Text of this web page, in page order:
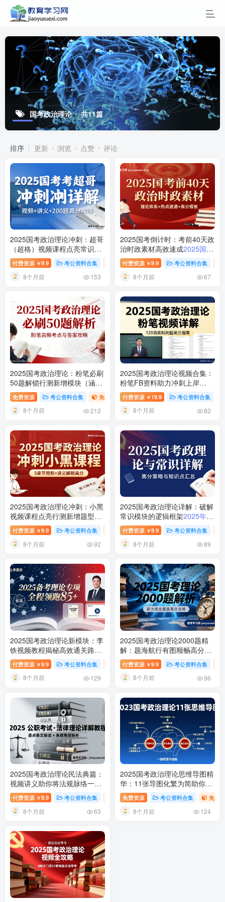
国考政治理论 共11篇
排序 更新 浏览 点赞 评论
2025国考政治理论冲刺：超哥
（超格）视频课程点亮常识判
断模块2025国考政治理论常
识冲刺课程-超哥出品
付费资源 ￥9.9 考公资料合集 行测-政治理论（国考2025新增科目）
8个月前 153
2025国考倒计时：考前40天政
治时政素材高效速成2025国考
政治理论时政素材考前整理
付费资源 ￥9.9 考公资料合集
8个月前 67
2025国考政治理论：粉笔必刷
50题解锁行测新增模块（涵盖
江西、贵州、深圳、黑龙江、
全国）2025国考政治理论必刷
题解析（免费下载）
免费资源 考公资料合集 免费资源 全国各省考公专题 天津公务
8个月前 212
2025国考政治理论视频合集：
粉笔FB资料助力冲刺上岸
2025国考政治理论视频课程资
料合集
付费资源 ￥ 19.9 考公资料合集
8个月前 82
2025国考政治理论冲刺：小黑
视频课程点亮行测新增题型
SEO标题：2025国考省考政治
理论冲刺视频课程指南
付费资源 ￥9.9 考公资料合集 行测-政治理论（国考2025新增科目）
8个月前 92
2025国考政治理论详解：破解
常识模块的逻辑框架2025年国
考政治理论与常识知识点汇总
付费资源 ￥9.9 考公资料合集
8个月前 89
2025国考政治理论新模块：李
铁视频教程揭秘高效通关路径
2025国考政治理论专项视频教
程及讲义
付费资源 ￥9.9 考公资料合集 行测-政治理论（国考2025新增科目）
8个月前 129
2025国考政治理论2000题精
解：题海航行有图顺畅高分在
握2025国考政治理论2000题
解析
付费资源 ￥9.9 考公资料合集
8个月前 96
2025国考政治理论民法典篇：
视频讲义助你将法规脉络一览
无余2025国考政治理论民法典
教程
付费资源 ￥9.9 考公资料合集 行测-政治理论（国考2025新增科目）
8个月前 63
2025国考政治理论思维导图精
华：11张导图化繁为简助你高
效备战2025国考政治理论思维
导图汇总
免费资源 考公资料合集 免费
8个月前 124